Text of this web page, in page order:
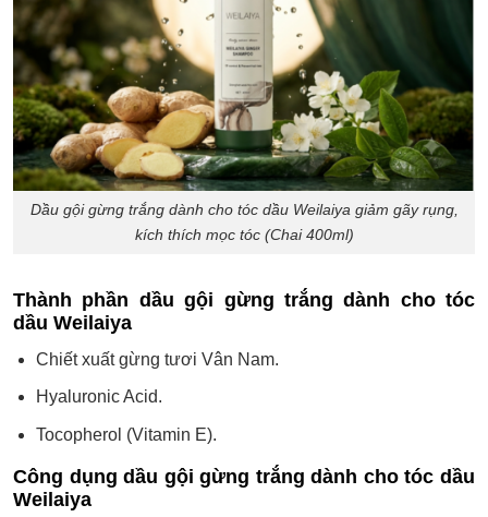
Dầu gội gừng trắng dành cho tóc dầu Weilaiya giảm gãy rụng,
kích thích mọc tóc (Chai 400ml)
Thành phần dầu gội gừng trắng dành cho tóc
dầu Weilaiya
Chiết xuất gừng tươi Vân Nam.
Hyaluronic Acid.
Tocopherol (Vitamin E).
Công dụng dầu gội gừng trắng dành cho tóc dầu
Weilaiya